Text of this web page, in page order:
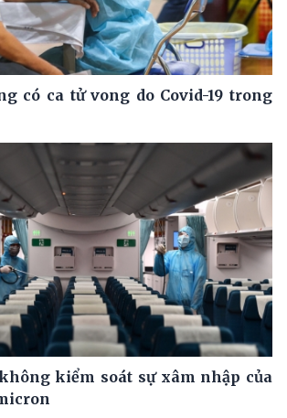
có ca tử vong do Covid-19 trong
kiểm soát sự xâm nhập của